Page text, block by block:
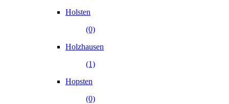
Holsten
(0)
Holzhausen
(1)
Hopsten
(0)